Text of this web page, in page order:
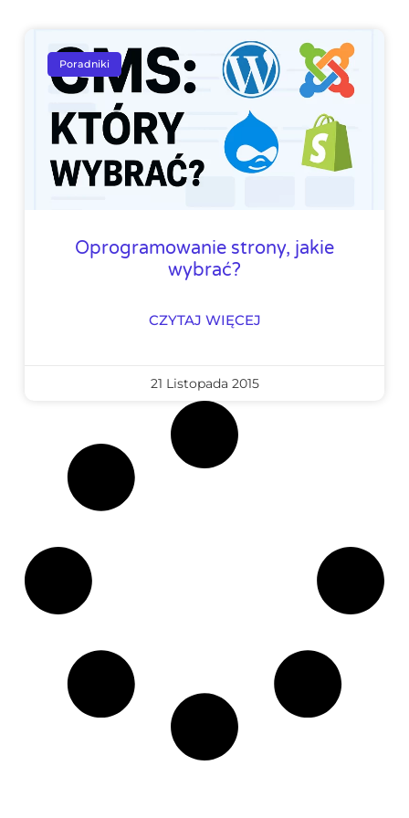
Poradniki
Oprogramowanie strony, jakie
wybrać?
CZYTAJ WIĘCEJ
21 Listopada 2015